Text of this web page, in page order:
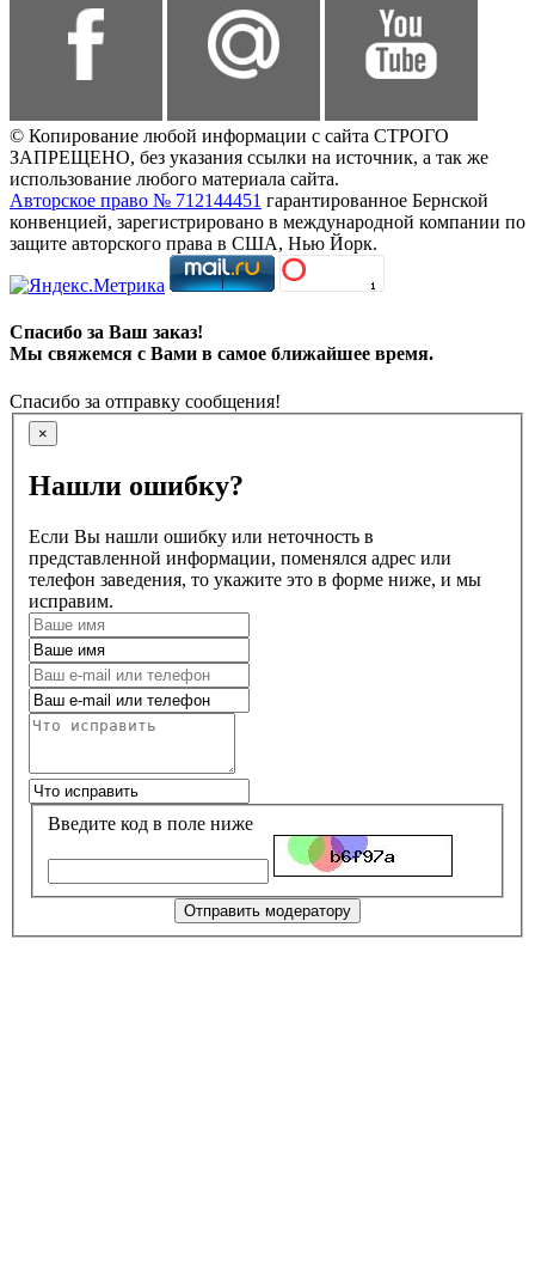
© Копирование любой информации с сайта СТРОГО
ЗАПРЕЩЕНО, без указания ссылки на источник, а так же
использование любого материала сайта.
Авторское право № 712144451 гарантированное Бернской
конвенцией, зарегистрировано в международной компании по
защите авторского права в США, Нью Йорк.
Спасибо за Ваш заказ!
Мы свяжемся с Вами в самое ближайшее время.
Спасибо за отправку сообщения!
×
Нашли ошибку?
Если Вы нашли ошибку или неточность в
представленной информации, поменялся адрес или
телефон заведения, то укажите это в форме ниже, и мы
исправим.
Введите код в поле ниже
Отправить модератору